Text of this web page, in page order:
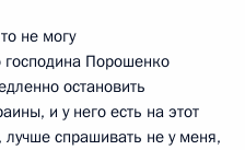
не могу
господина Порошенко
остановить
и у него есть на этот
лучше спрашивать не у меня,